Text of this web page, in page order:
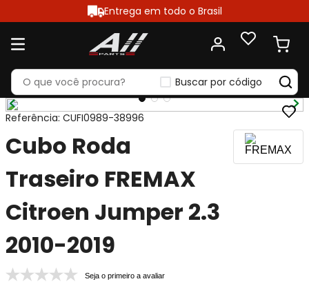
Entrega em todo o Brasil
Buscar por código
Referência: CUFI0989-38996
Cubo Roda
Traseiro FREMAX
Citroen Jumper 2.3
2010-2019
Seja o primeiro a avaliar